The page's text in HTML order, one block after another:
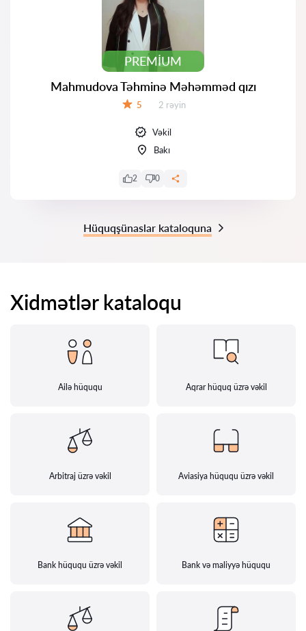
PREMIUM
Mahmudova Təhminə Məhəmməd qızı
5 Rəylər:
2 rəyin
Vəkil
Bakı
2 0
Hüquqşünaslar kataloquna
Xidmətlər kataloqu
Ailə hüququ Aqrar hüquq üzrə vəkil
Arbitraj üzrə vəkil Aviasiya hüququ üzrə vəkil
Bank hüququ üzrə vəkil Bank və maliyyə hüququ